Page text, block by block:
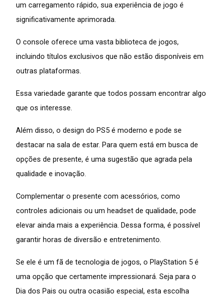
um carregamento rápido, sua experiência de jogo é
significativamente aprimorada.
O console oferece uma vasta biblioteca de jogos,
incluindo títulos exclusivos que não estão disponíveis em
outras plataformas.
Essa variedade garante que todos possam encontrar algo
que os interesse.
Além disso, o design do PS5 é moderno e pode se
destacar na sala de estar. Para quem está em busca de
opções de presente, é uma sugestão que agrada pela
qualidade e inovação.
Complementar o presente com acessórios, como
controles adicionais ou um headset de qualidade, pode
elevar ainda mais a experiência. Dessa forma, é possível
garantir horas de diversão e entretenimento.
Se ele é um fã de tecnologia de jogos, o PlayStation 5 é
uma opção que certamente impressionará. Seja para o
Dia dos Pais ou outra ocasião especial, esta escolha